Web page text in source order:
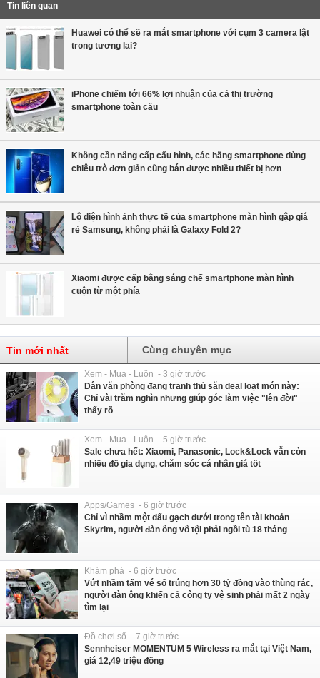
Tin liên quan
Huawei có thể sẽ ra mắt smartphone với cụm 3 camera lật
trong tương lai?
iPhone chiếm tới 66% lợi nhuận của cả thị trường
smartphone toàn cầu
Không cần nâng cấp cấu hình, các hãng smartphone dùng
chiêu trò đơn giản cũng bán được nhiều thiết bị hơn
Lộ diện hình ảnh thực tế của smartphone màn hình gập giá
rẻ Samsung, không phải là Galaxy Fold 2?
Xiaomi được cấp bằng sáng chế smartphone màn hình
cuộn từ một phía
Tin mới nhất Cùng chuyên mục
Xem - Mua - Luôn - 3 giờ trước
Dân văn phòng đang tranh thủ săn deal loạt món này:
Chỉ vài trăm nghìn nhưng giúp góc làm việc "lên đời"
thấy rõ
Xem - Mua - Luôn - 5 giờ trước
Sale chưa hết: Xiaomi, Panasonic, Lock&Lock vẫn còn
nhiều đồ gia dụng, chăm sóc cá nhân giá tốt
Apps/Games - 6 giờ trước
Chỉ vì nhầm một dấu gạch dưới trong tên tài khoản
Skyrim, người đàn ông vô tội phải ngồi tù 18 tháng
Khám phá - 6 giờ trước
Vứt nhầm tấm vé số trúng hơn 30 tỷ đồng vào thùng rác,
người đàn ông khiến cả công ty vệ sinh phải mất 2 ngày
tìm lại
Đồ chơi số - 7 giờ trước
Sennheiser MOMENTUM 5 Wireless ra mắt tại Việt Nam,
giá 12,49 triệu đồng